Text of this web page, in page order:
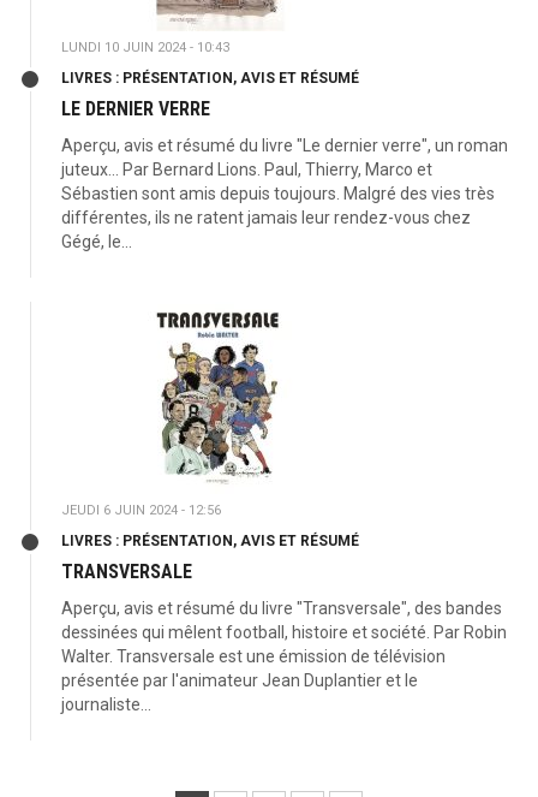
LUNDI 10 JUIN 2024 - 10:43
LIVRES : PRÉSENTATION, AVIS ET RÉSUMÉ
LE DERNIER VERRE
Aperçu, avis et résumé du livre "Le dernier verre", un roman
juteux... Par Bernard Lions. Paul, Thierry, Marco et
Sébastien sont amis depuis toujours. Malgré des vies très
différentes, ils ne ratent jamais leur rendez-vous chez
Gégé, le...
JEUDI 6 JUIN 2024 - 12:56
LIVRES : PRÉSENTATION, AVIS ET RÉSUMÉ
TRANSVERSALE
Aperçu, avis et résumé du livre "Transversale", des bandes
dessinées qui mêlent football, histoire et société. Par Robin
Walter. Transversale est une émission de télévision
présentée par l'animateur Jean Duplantier et le
journaliste...